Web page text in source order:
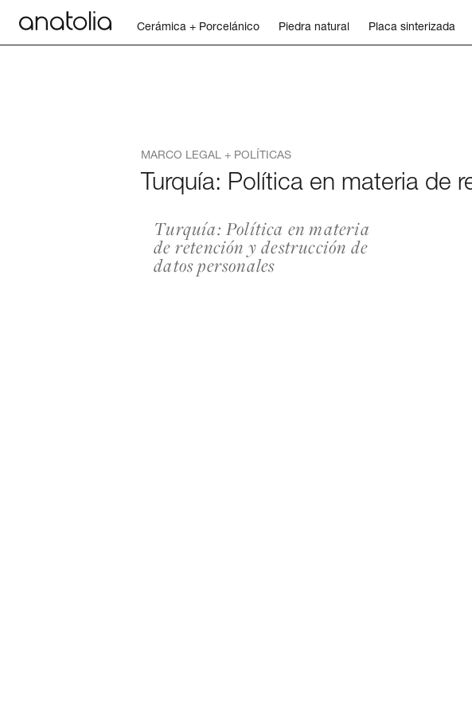
Cerámica + Porcelánico Piedra natural Placa sinterizada
MARCO LEGAL + POLÍTICAS
Turquía: Política en materia de
Turquía: Política en materia
de retención y destrucción de
datos personales